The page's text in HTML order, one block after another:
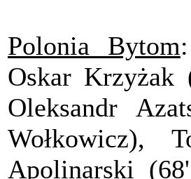
Polonia Bytom
Oskar Krzyżak
Oleksandr
Wołkowicz),
Apolinarski